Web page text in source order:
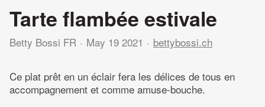
Tarte flambée estivale
Betty Bossi FR May 19 2021 bettybossi.ch
Ce plat prêt en un éclair fera les délices de tous en
accompagnement et comme amuse-bouche.